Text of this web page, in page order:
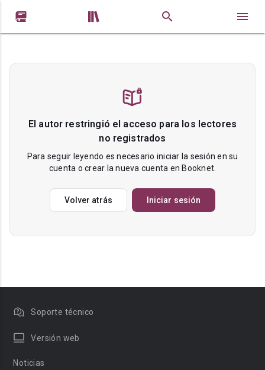
 
El autor restringió el acceso para los lectores
no registrados
Para seguir leyendo es necesario iniciar la sesión en su
cuenta o crear la nueva cuenta en Booknet.
Volver atrás Iniciar sesión
Soporte técnico
Versión web
Noticias